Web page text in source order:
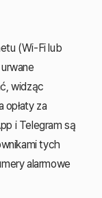
(Wi-Fi lub
widząc
opłaty za
i Telegram są
tych
alarmowe